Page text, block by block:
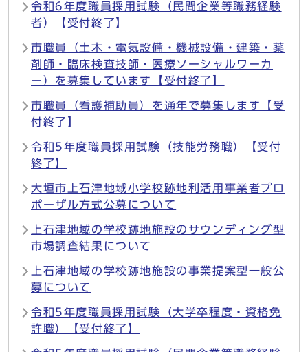
令和6年度職員採用試験（民間企業等職務経験
者）【受付終了】
市職員（土木・電気設備・機械設備・建築・薬
剤師・臨床検査技師・医療ソーシャルワーカ
ー）を募集しています【受付終了】
市職員（看護補助員）を通年で募集します【受
付終了】
令和5年度職員採用試験（技能労務職）【受付
終了】
大垣市上石津地域小学校跡地利活用事業者プロ
ポーザル方式公募について
上石津地域の学校跡地施設のサウンディング型
市場調査結果について
上石津地域の学校跡地施設の事業提案型一般公
募について
令和5年度職員採用試験（大学卒程度・資格免
許職）【受付終了】